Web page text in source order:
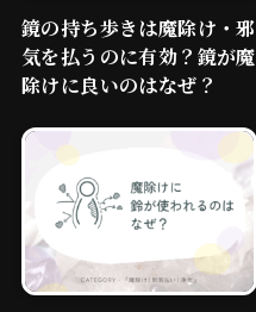
鏡の持ち歩きは魔除け・邪
気を払うのに有効？鏡が魔
除けに良いのはなぜ？